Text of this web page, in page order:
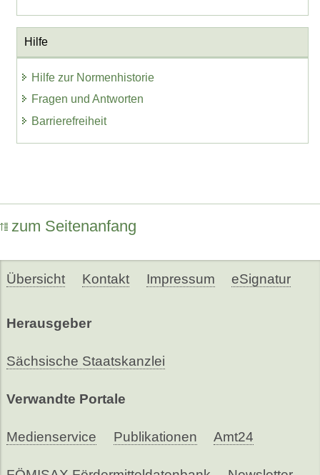
Hilfe
Hilfe zur Normenhistorie
Fragen und Antworten
Barrierefreiheit
zum Seitenanfang
Übersicht Kontakt Impressum eSignatur
Herausgeber
Sächsische Staatskanzlei
Verwandte Portale
Medienservice Publikationen Amt24